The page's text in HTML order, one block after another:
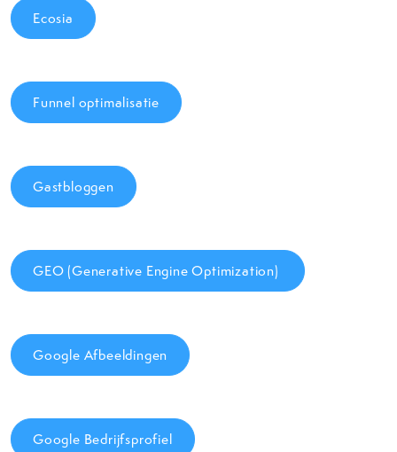
Ecosia
Funnel optimalisatie
Gastbloggen
GEO (Generative Engine Optimization)
Google Afbeeldingen
Google Bedrijfsprofiel